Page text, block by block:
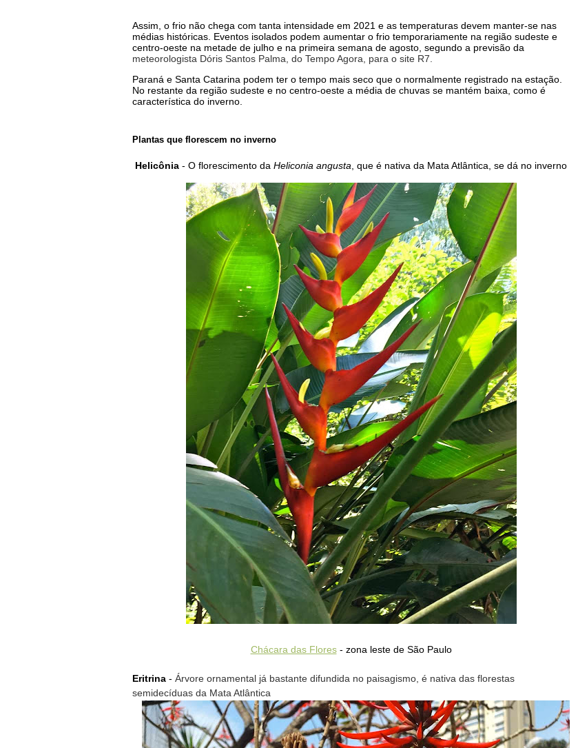
Assim, o frio não chega com tanta intensidade em 2021 e as temperaturas devem manter-se nas
médias históricas. Eventos isolados podem aumentar o frio temporariamente na região sudeste e
centro-oeste na metade de julho e na primeira semana de agosto, segundo a previsão da
meteorologista Dóris Santos Palma, do Tempo Agora, para o site R7.
Paraná e Santa Catarina podem ter o tempo mais seco que o normalmente registrado na estação.
No restante da região sudeste e no centro-oeste a média de chuvas se mantém baixa, como é
característica do inverno.
Plantas que florescem no inverno
Helicônia - O florescimento da Heliconia angusta , que é nativa da Mata Atlântica, se dá no inverno
Chácara das Flores- zona leste de São Paulo
Eritrina - Árvore ornamental já bastante difundida no paisagismo, é nativa das florestas
semidecíduas da Mata Atlântica